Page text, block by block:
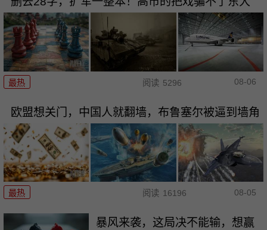
最热 阅读 5296 08-06
欧盟想关门，中国人就翻墙，布鲁塞尔被逼到墙角
最热 阅读 16196 08-05
暴风来袭，这局决不能输，想赢